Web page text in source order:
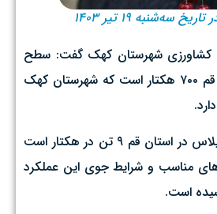
سه‌شنبه ۱۹ تیر ۱۴۰۳
کشاورزی شهرستان کهک گفت: سطح
باغ‌های گیلاس استان قم ۷۰۰ هکتار است که شهرستان کهک
ارباب گفت: عملکرد گیلاس در استان قم ۹ تن در هکتار است
مناسب و شرایط جوی این عملکرد